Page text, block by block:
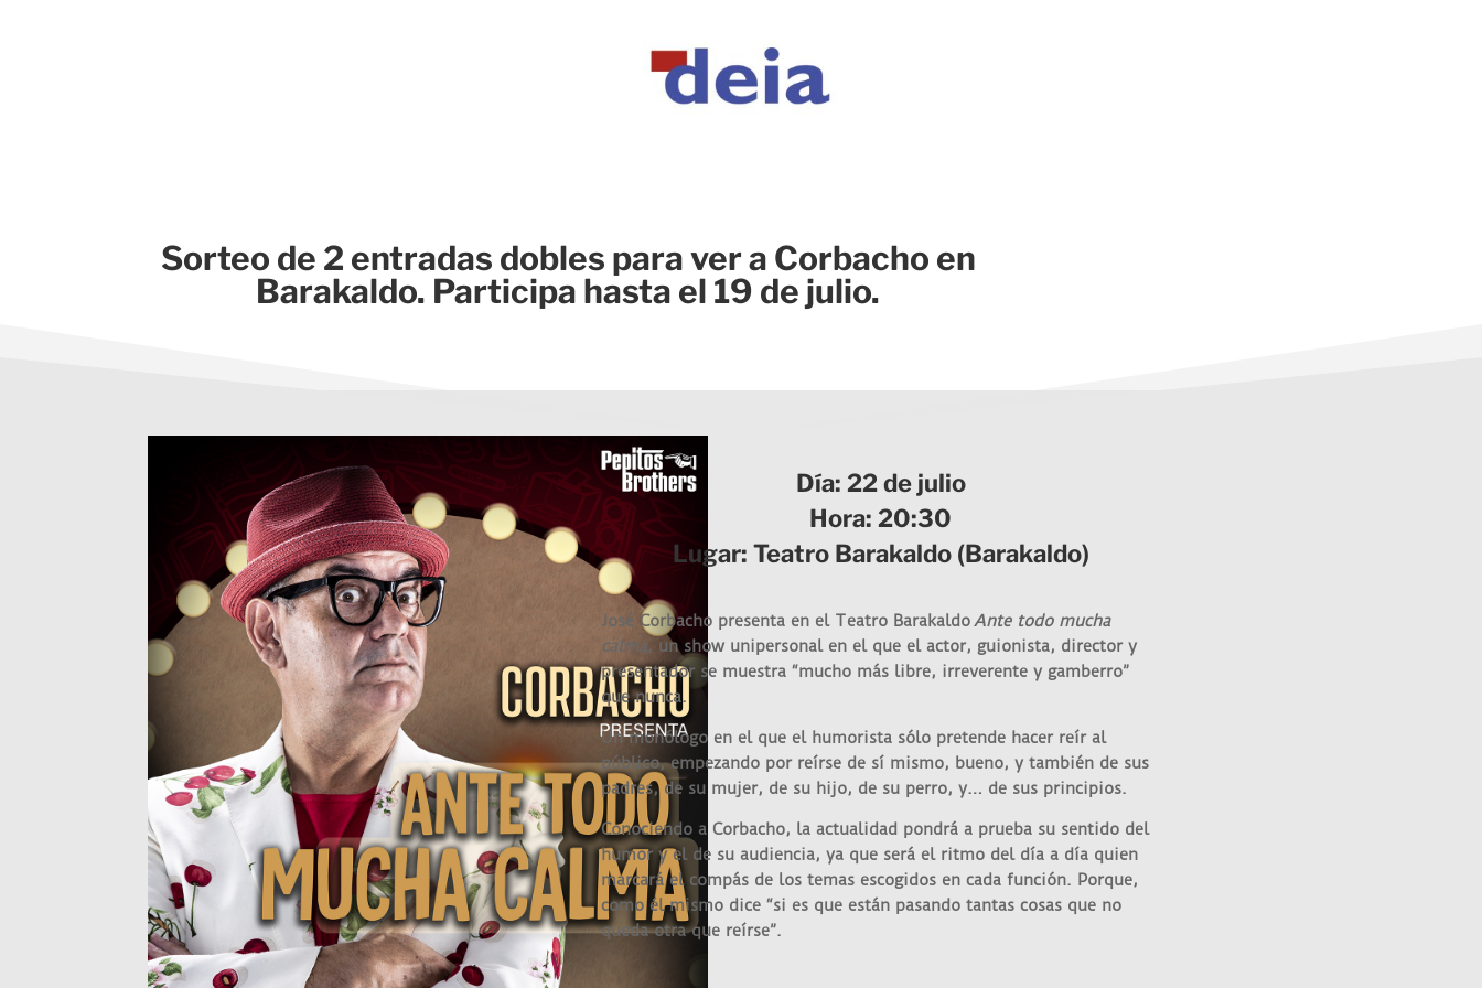
Sorteo de 2 entradas dobles para ver a Corbacho en
Barakaldo. Participa hasta el 19 de julio.
Día: 22 de julio
Hora: 20:30
Lugar: Teatro Barakaldo (Barakaldo)
José Corbacho presenta en el Teatro BarakaldoAnte todo mucha
calma, un show unipersonal en el que el actor, guionista, director y
presentador se muestra “mucho más libre, irreverente y gamberro”
que nunca.
Un monólogo en el que el humorista sólo pretende hacer reír al
público, empezando por reírse de sí mismo, bueno, y también de sus
padres, de su mujer, de su hijo, de su perro, y… de sus principios.
Conociendo a Corbacho, la actualidad pondrá a prueba su sentido del
humor y el de su audiencia, ya que será el ritmo del día a día quien
marcará el compás de los temas escogidos en cada función. Porque,
como él mismo dice “si es que están pasando tantas cosas que no
queda otra que reírse”.